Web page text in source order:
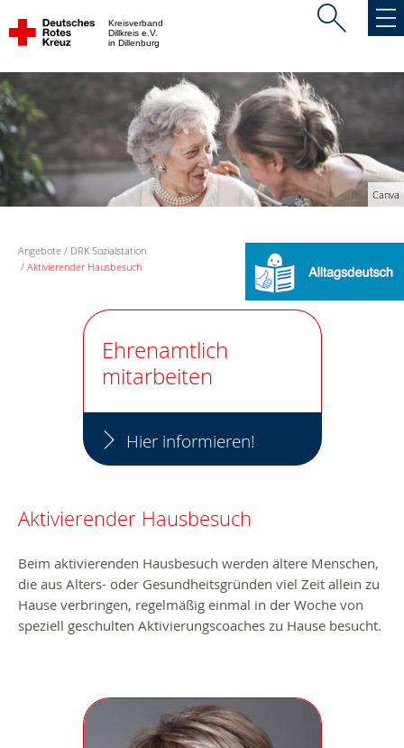
Kreisverband
Dillkreis e.V.
in Dillenburg
Canva
Angebote
DRK Sozialstation
Aktivierender Hausbesuch
Ehrenamtlich
mitarbeiten
Hier informieren!
Aktivierender Hausbesuch
Beim aktivierenden Hausbesuch werden ältere Menschen,
die aus Alters- oder Gesundheitsgründen viel Zeit allein zu
Hause verbringen, regelmäßig einmal in der Woche von
speziell geschulten Aktivierungscoaches zu Hause besucht.